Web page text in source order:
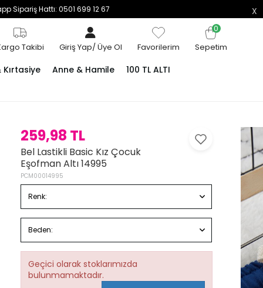
Sipariş Hattı: 0501 699 12 67
Takibi Giriş Yap/Üye Ol Favorilerim
0
Sepetim
Anne & Hamile 100 TL ALTI
259,98 TL
Bel Lastikli Basic Kız Çocuk
Eşofman Altı 14995
PCM00014995
Renk:
Beden:
Geçici olarak stoklarımızda
bulunmamaktadır.